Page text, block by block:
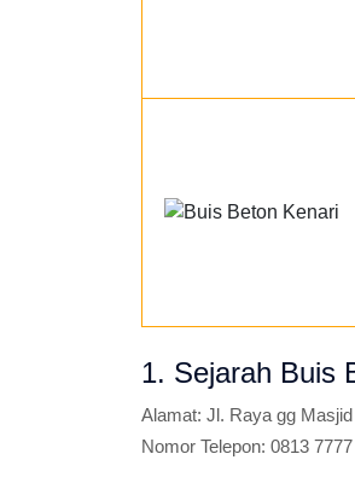
1. Sejarah Buis
Alamat: Jl. Raya gg
Nomor Telepon: 0813